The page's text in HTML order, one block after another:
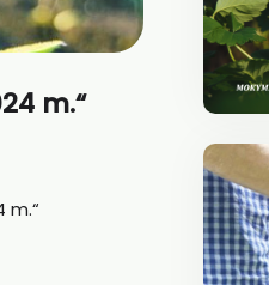
m.“
m.“